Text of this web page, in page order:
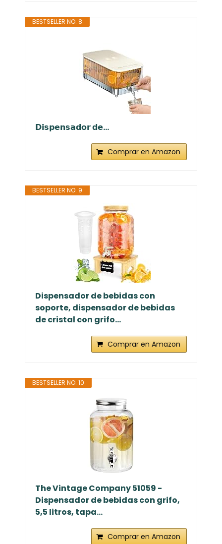
BESTSELLER NO. 8
𝗗𝗶𝘀𝗽𝗲𝗻𝘀𝗮𝗱𝗼𝗿 𝗱𝗲...
Comprar en Amazon
BESTSELLER NO. 9
Dispensador de bebidas con
soporte, dispensador de bebidas
de cristal con grifo...
Comprar en Amazon
BESTSELLER NO. 10
The Vintage Company 51059 -
Dispensador de bebidas con grifo,
5,5 litros, tapa...
Comprar en Amazon